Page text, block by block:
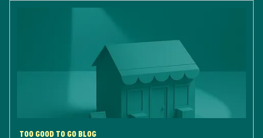
TOO GOOD TO GO BLOG